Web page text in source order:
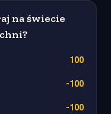
na świecie
100
-100
-100